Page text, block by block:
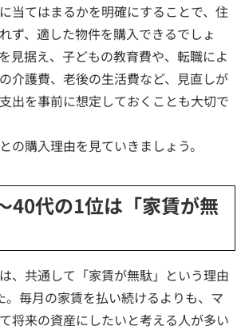
当てはまるかを明確にすることで、住
ず、適した物件を購入できるでしょ
見据え、子どもの教育費や、転職によ
介護費、老後の生活費など、見直しが
出を事前に想定しておくことも大切で
の購入理由を見ていきましょう。
40代の1位は「家賃が無
、共通して「家賃が無駄」という理由
。毎月の家賃を払い続けるよりも、マ
将来の資産にしたいと考える人が多い